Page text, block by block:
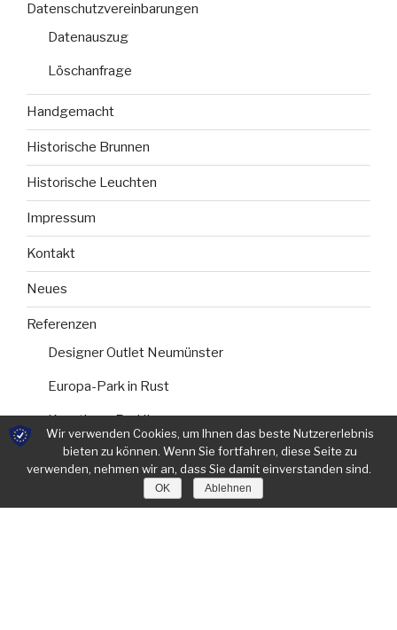
Datenschutzvereinbarungen
Datenauszug
Löschanfrage
Handgemacht
Historische Brunnen
Historische Leuchten
Impressum
Kontakt
Neues
Referenzen
Designer Outlet Neumünster
Europa-Park in Rust
Kunsthaus Bad Iburg
La Hacienda
Zylinderhaus – Est. 2017
Wir verwenden Cookies, um Ihnen das beste Nutzererlebnis
bieten zu können. Wenn Sie fortfahren, diese Seite zu
verwenden, nehmen wir an, dass Sie damit einverstanden sind.
OK Ablehnen